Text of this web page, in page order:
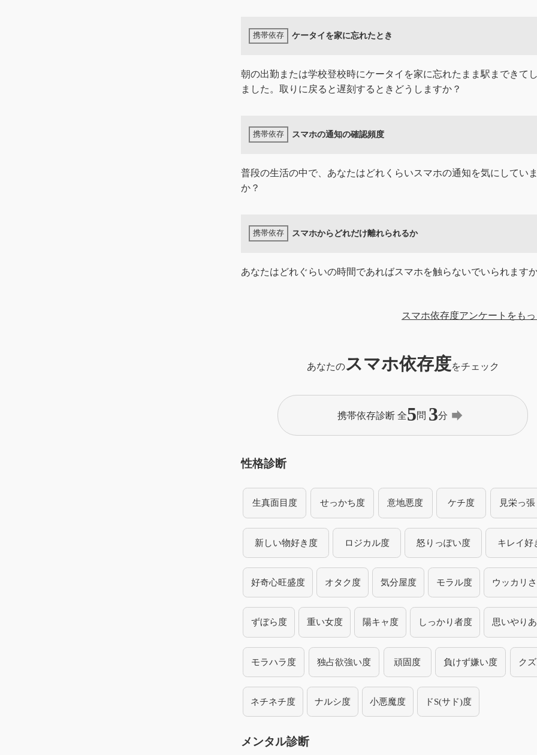
ケータイを家に忘れたとき
朝の出勤または学校登校時にケータイを家に忘れたまま駅まできて
ました。取りに戻ると遅刻するときどうしますか？
スマホの通知の確認頻度
普段の生活の中で、あなたはどれくらいスマホの通知を気にしてい
か？
スマホからどれだけ離れられるか
あなたはどれぐらいの時間であればスマホを触らないでいられます
スマホ依存度アンケートをも
あなたのスマホ依存度をチェック
携帯依存診断 全5問 3分 forward
性格診断
生真面目度 せっかち度 意地悪度 ケチ度 見栄っ
新しい物好き度 ロジカル度 怒りっぽい度 キレイ好
好奇心旺盛度 オタク度 気分屋度 モラル度 ウッカリ
ずぼら度 重い女度 陽キャ度 しっかり者度 思いやり
モラハラ度 独占欲強い度 頑固度 負けず嫌い度 ク
ネチネチ度 ナルシ度 小悪魔度 ドS(サド)度
メンタル診断